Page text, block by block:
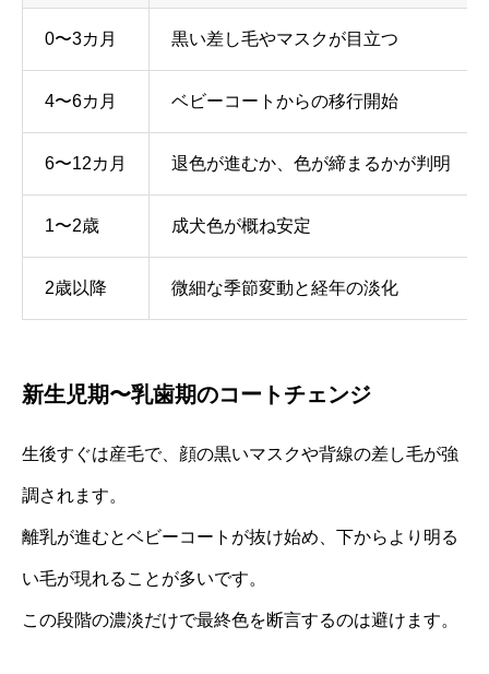
0〜3カ月 黒い差し毛やマスクが目立つ
4〜6カ月 ベビーコートからの移行開始
6〜12カ月 退色が進むか、色が締まるかが判明
1〜2歳 成犬色が概ね安定
2歳以降 微細な季節変動と経年の淡化
新生児期〜乳歯期のコートチェンジ
生後すぐは産毛で、顔の黒いマスクや背線の差し毛が強
調されます。
離乳が進むとベビーコートが抜け始め、下からより明る
い毛が現れることが多いです。
この段階の濃淡だけで最終色を断言するのは避けます。